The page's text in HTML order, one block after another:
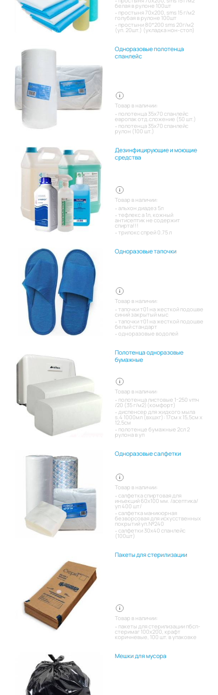
белая в рулоне 100шт
простыня 70х200, sms 15 г/м2
голубая в рулоне 100шт
простыни 80*200 sms 20г/м2
(уп. 20шт.) (укладка нон-стоп)
Одноразовые полотенца
спанлейс
Товар в наличии:
полотенца 35х70 спанлейс
европак отд.сложение (50 шт.)
полотенца 35х70 спанлейс
рулон (100 шт.)
Дезинфицирующие и моющие
средства
Товар в наличии:
альхон диадез 5л
тефлекс а 1л, кожный
антисептик не содержит
спирта!!!
трилокс спрей 0.75 л
Одноразовые тапочки
Товар в наличии:
тапочки т01 на жесткой подошве
синий закрытый мыс
тапочки т01 на жесткой подошве
белый стандарт
одноразовые водолей
Полотенца одноразовые
бумажные
Товар в наличии:
полотенца листовые 1-250 vmч
/20 (35 г/м2)(комфорт)
диспенсер для жидкого мыла
s.4 1000мл (вхшхг): 17см x 15,5см x
12,5см
полотенце бумажные 2сл 2
рулона в уп
Одноразовые салфетки
Товар в наличии:
салфетка спиртовая для
инъекций 60х100 мм. /асептика/
уп 400 шт/
салфетка маникюрная
безворсовая для искусственных
покрытий уп.№240
салфетки 30х40 спанлейс
(100шт)
Пакеты для стерилизации
Товар в наличии:
пакеты для стерилизации пбсп-
стеримаг 100х200, крафт
коричневые, 100 шт. в упаковке
Мешки для мусора